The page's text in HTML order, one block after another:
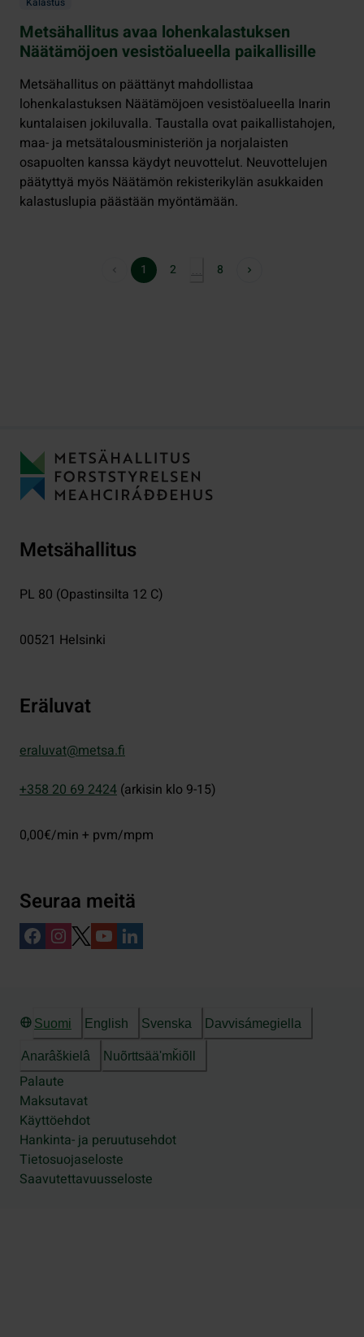
Metsähallitus avaa lohenkalastuksen
Näätämöjoen vesistöalueella paikallisille
Metsähallitus on päättänyt mahdollistaa
lohenkalastuksen Näätämöjoen vesistöalueella Inarin
kuntalaisen jokiluvalla. Taustalla ovat paikallistahojen,
maa- ja metsätalousministeriön ja norjalaisten
osapuolten kanssa käydyt neuvottelut. Neuvottelujen
päätyttyä myös Näätämön rekisterikylän asukkaiden
kalastuslupia päästään myöntämään.
1 2 … 8
Metsähallitus
PL 80 (Opastinsilta 12 C)
00521 Helsinki
Eräluvat
eraluvat@metsa.fi
+358 20 69 2424 (arkisin klo 9-15)
0,00€/min + pvm/mpm
Seuraa meitä
Suomi English Svenska Davvisámegiella
Anarâškielâ Nuõrttsääʹmǩiõll
Palaute
Maksutavat
Käyttöehdot
Hankinta- ja peruutusehdot
Tietosuojaseloste
Saavutettavuusseloste